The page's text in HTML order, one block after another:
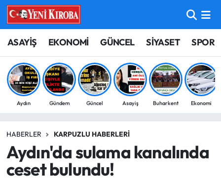
ASAYİŞ EKONOMİ GÜNCEL SİYASET SPOR
Aydın Gündem Güncel Asayiş Buharkent Ekonomi
HABERLER KARPUZLU HABERLERI
Aydın'da sulama kanalında
ceset bulundu!
ASAYİŞ
BİLİM-TEKNOLOJİ
ÇEVRE
EĞİTİM
EKONOMİ
Aydın Nöbetçi Eczaneler
Aydın Hava Durumu
Aydin Namaz Vakitleri
Süper Lig Puan Durumu ve Fikstür
Tüm Manşetler